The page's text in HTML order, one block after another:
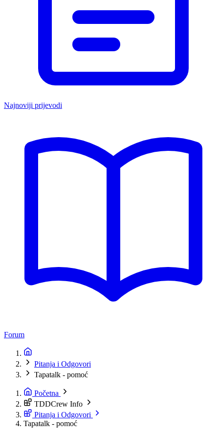
Najnoviji prijevodi
Forum
Pitanja i Odgovori
Tapatalk - pomoć
Početna
TDDCrew Info
Pitanja i Odgovori
Tapatalk - pomoć